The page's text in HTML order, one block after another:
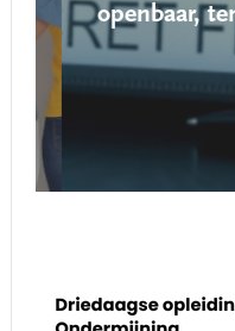
openbaar,